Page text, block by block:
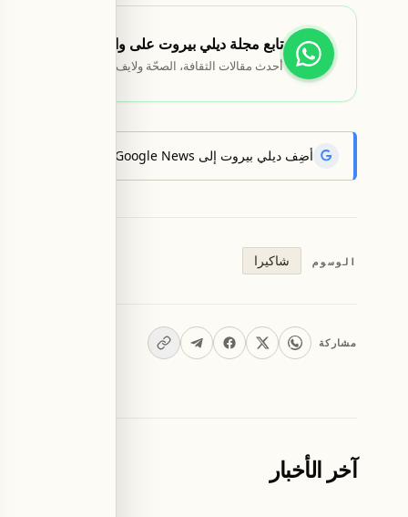
تابع مجلة ديلي بيروت على واتساب
أحدث مقالات الثقافة، الصحّة ولايف ستايل تصلك أوّلاً.
أضِف ديلي بيروت إلى Google News لتتلقّى أحدث الأخبار أوّلاً.
الوسوم شاكيرا
مشاركة
آخر الأخبار